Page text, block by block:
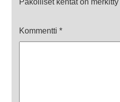
Kommentti *